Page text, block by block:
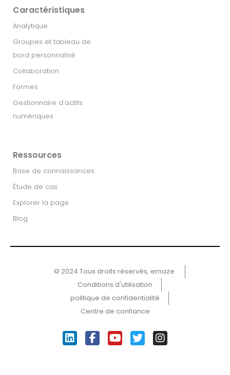
Caractéristiques
Analytique
Groupes et tableau de
bord personnalisé
Collaboration
Formes
Gestionnaire d'actifs
numériques
Ressources
Base de connaissances
Étude de cas
Explorer la page
Blog
© 2024 Tous droits réservés, emaze ​
Conditions d'utilisation
politique de confidentialité
Centre de confiance